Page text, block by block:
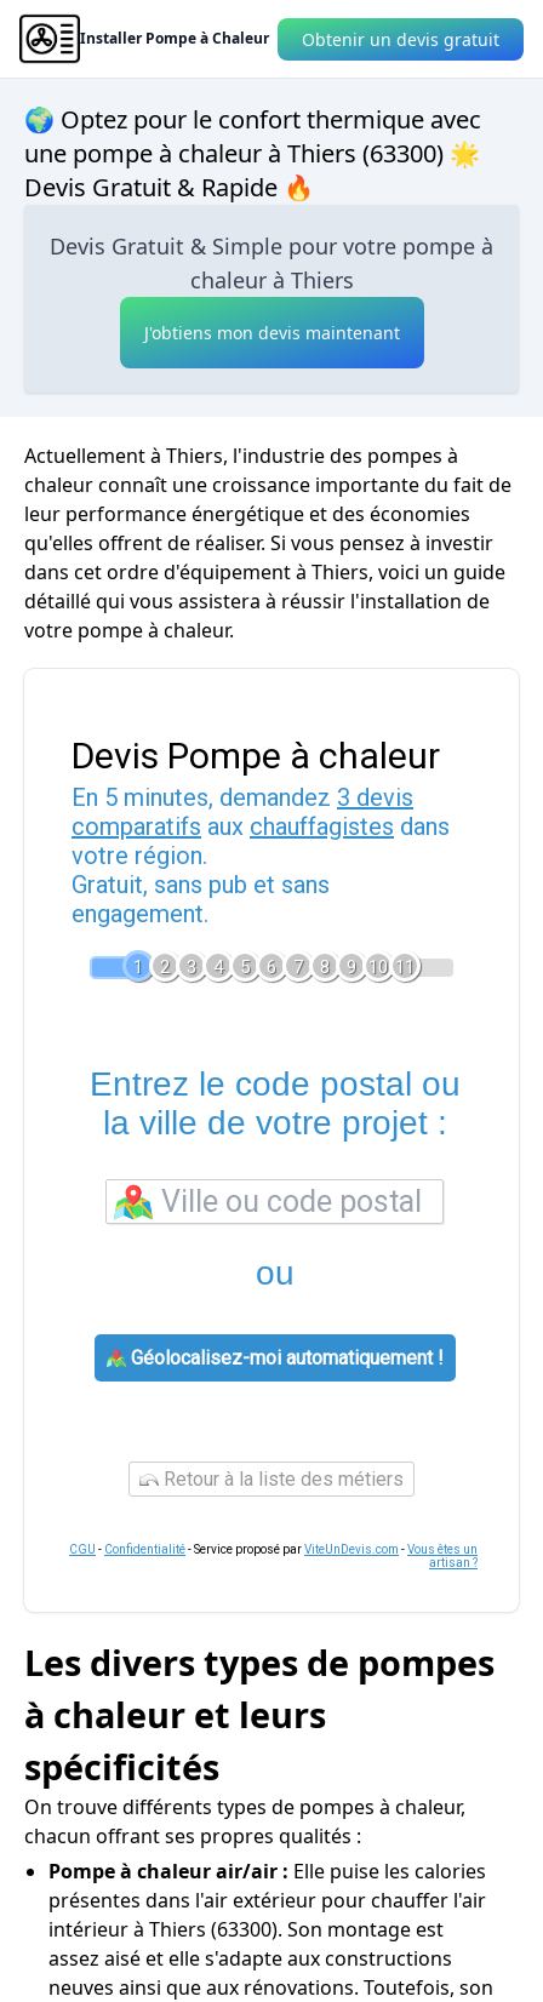
Installer Pompe à Chaleur Obtenir un devis gratuit
🌍 Optez pour le confort thermique avec
une pompe à chaleur à Thiers (63300) 🌟
Devis Gratuit & Rapide 🔥
Devis Gratuit & Simple pour votre pompe à
chaleur à Thiers
J'obtiens mon devis maintenant
Actuellement à Thiers, l'industrie des pompes à
chaleur connaît une croissance importante du fait de
leur performance énergétique et des économies
qu'elles offrent de réaliser. Si vous pensez à investir
dans cet ordre d'équipement à Thiers, voici un guide
détaillé qui vous assistera à réussir l'installation de
votre pompe à chaleur.
Devis Pompe à chaleur
En 5 minutes, demandez 3 devis
comparatifs aux chauffagistes dans
votre région.
Gratuit, sans pub et sans
engagement.
1 2 3 4 5 6 7 8 9 10 11
Entrez le code postal ou
la ville de votre projet :
ou
Géolocalisez-moi automatiquement !
Retour à la liste des métiers
CGU - Confidentialité- Service proposé parViteUnDevis.com -Vous êtes un
artisan ?
Les divers types de pompes
à chaleur et leurs
spécificités
On trouve différents types de pompes à chaleur,
chacun offrant ses propres qualités :
Pompe à chaleur air/air : Elle puise les calories
présentes dans l'air extérieur pour chauffer l'air
intérieur à Thiers (63300). Son montage est
assez aisé et elle s'adapte aux constructions
neuves ainsi que aux rénovations. Toutefois, son